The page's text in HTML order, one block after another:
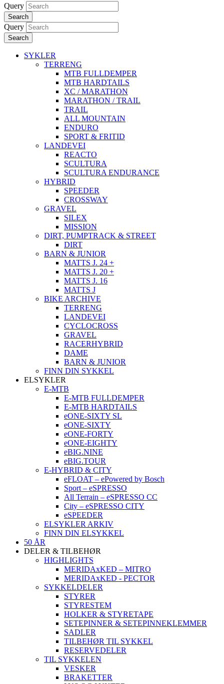
Query
Search
Query
Search
SYKLER
TERRENG
MTB FULLDEMPER
MTB HARDTAILS
XC / MARATHON
MARATHON / TRAIL
TRAIL
ALL MOUNTAIN
ENDURO
SPORT & FRITID
LANDEVEI
REACTO
SCULTURA
SCULTURA ENDURANCE
HYBRID
SPEEDER
CROSSWAY
GRAVEL
SILEX
MISSION
DIRT, PUMPTRACK & STREET
DIRT
BARN & JUNIOR
MATTS J. 24 +
MATTS J. 20 +
MATTS J. 16
MATTS J
BIKE ARCHIVE
TERRENG
LANDEVEI
CYCLOCROSS
GRAVEL
RACERHYBRID
DAME
BARN & JUNIOR
FINN DIN SYKKEL
ELSYKLER
E-MTB
E-MTB FULLDEMPER
E-MTB HARDTAILS
eONE-SIXTY SL
eONE-SIXTY
eONE-FORTY
eONE-EIGHTY
eBIG.NINE
eBIG.TOUR
E-HYBRID & CITY
eFLOAT – ePowered by Bosch
Sport – eSPRESSO
All Terrain – eSPRESSO CC
City – eSPRESSO CITY
eSPEEDER
ELSYKLER ARKIV
FINN DIN ELSYKKEL
50 ÅR
DELER & TILBEHØR
HIGHLIGHTS
MERIDAxKED – MITRO
MERIDAxKED - PECTOR
SYKKELDELER
STYRER
STYRESTEM
HOLKER & STYRETAPE
SETEPINNER & SETEPINNEKLEMMER
SADLER
TILBEHØR TIL SYKKEL
RESERVEDELER
TIL SYKKELEN
VESKER
BRAKETTER